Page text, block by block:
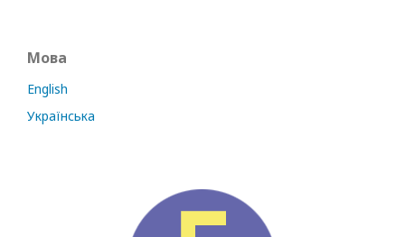
Мова
English
Українська